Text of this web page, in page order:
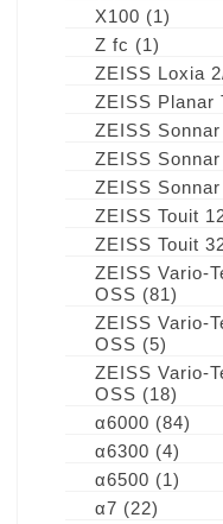
X100 (1)
Z fc (1)
ZEISS Loxia
ZEISS Planar
ZEISS
ZEISS
ZEISS
ZEISS Touit
ZEISS Touit
ZEISS Vario-
OSS (81)
ZEISS Vario-
OSS (5)
ZEISS Vario-
OSS (18)
α6000 (84)
α6300 (4)
α6500 (1)
α7 (22)